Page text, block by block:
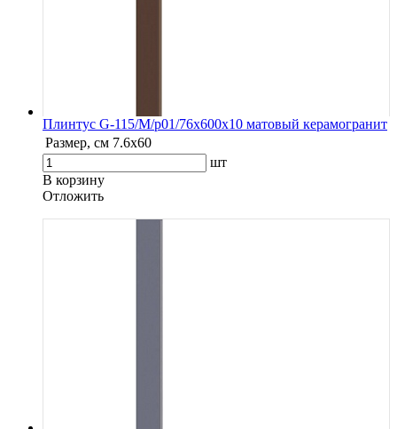
Плинтус G-115/М/p01/76x600x10 матовый керамогранит
Размер, см 7.6х60
шт
В корзину
Oтложить